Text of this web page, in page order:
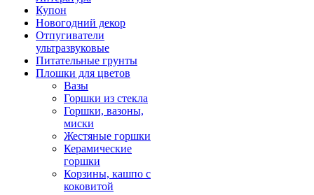
Купон
Новогодний декор
Отпугиватели
ультразвуковые
Питательные грунты
Плошки для цветов
Вазы
Горшки из стекла
Горшки, вазоны,
миски
Жестяные горшки
Керамические
горшки
Корзины, кашпо с
коковитой